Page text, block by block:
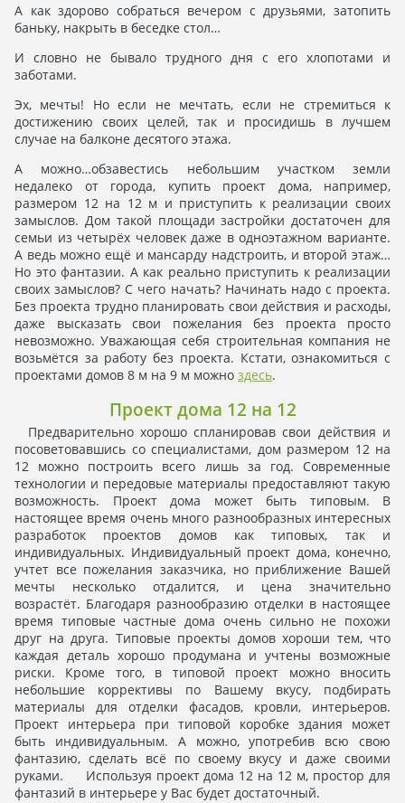
А как здорово собраться вечером с друзьями, затопить
баньку, накрыть в беседке стол…
И словно не бывало трудного дня с его хлопотами и
заботами.
Эх, мечты! Но если не мечтать, если не стремиться к
достижению своих целей, так и просидишь в лучшем
случае на балконе десятого этажа.
А можно…обзавестись небольшим участком земли
недалеко от города, купить проект дома, например,
размером 12 на 12 м и приступить к реализации своих
замыслов. Дом такой площади застройки достаточен для
семьи из четырёх человек даже в одноэтажном варианте.
А ведь можно ещё и мансарду надстроить, и второй этаж…
Но это фантазии. А как реально приступить к реализации
своих замыслов? С чего начать? Начинать надо с проекта.
Без проекта трудно планировать свои действия и расходы,
даже высказать свои пожелания без проекта просто
невозможно. Уважающая себя строительная компания не
возьмётся за работу без проекта. Кстати, ознакомиться с
проектами домов 8 м на 9 м можно здесь.
Проект дома 12 на 12
Предварительно хорошо спланировав свои действия и
посоветовавшись со специалистами, дом размером 12 на
12 можно построить всего лишь за год. Современные
технологии и передовые материалы предоставляют такую
возможность. Проект дома может быть типовым. В
настоящее время очень много разнообразных интересных
разработок проектов домов как типовых, так и
индивидуальных. Индивидуальный проект дома, конечно,
учтет все пожелания заказчика, но приближение Вашей
мечты несколько отдалится, и цена значительно
возрастёт. Благодаря разнообразию отделки в настоящее
время типовые частные дома очень сильно не похожи
друг на друга. Типовые проекты домов хороши тем, что
каждая деталь хорошо продумана и учтены возможные
риски. Кроме того, в типовой проект можно вносить
небольшие коррективы по Вашему вкусу, подбирать
материалы для отделки фасадов, кровли, интерьеров.
Проект интерьера при типовой коробке здания может
быть индивидуальным. А можно, употребив всю свою
фантазию, сделать всё по своему вкусу и даже своими
руками. Используя проект дома 12 на 12 м, простор для
фантазий в интерьере у Вас будет достаточный.